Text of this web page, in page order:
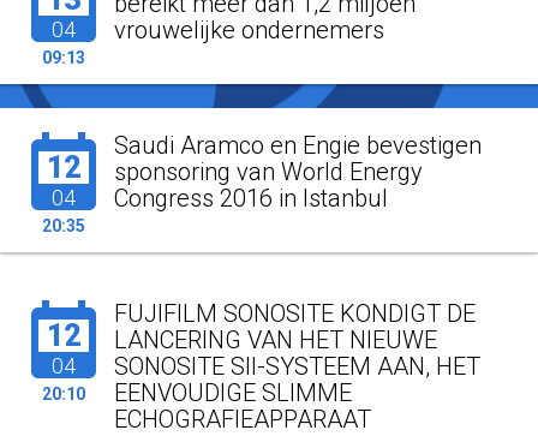
04
09:13
vrouwelijke ondernemers
12
04
20:35
Saudi Aramco en Engie bevestigen
sponsoring van World Energy
Congress 2016 in Istanbul
12
04
20:10
FUJIFILM SONOSITE KONDIGT DE
LANCERING VAN HET NIEUWE
SONOSITE SII-SYSTEEM AAN, HET
EENVOUDIGE SLIMME
ECHOGRAFIEAPPARAAT